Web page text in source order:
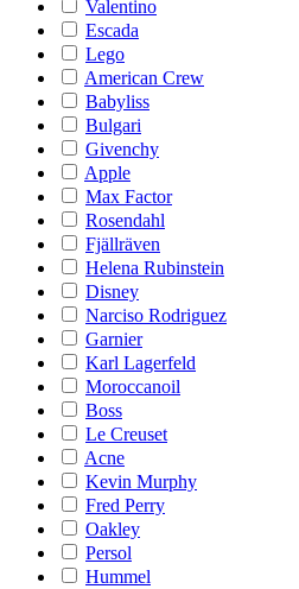
Valentino
Escada
Lego
American Crew
Babyliss
Bulgari
Givenchy
Apple
Max Factor
Rosendahl
Fjällräven
Helena Rubinstein
Disney
Narciso Rodriguez
Garnier
Karl Lagerfeld
Moroccanoil
Boss
Le Creuset
Acne
Kevin Murphy
Fred Perry
Oakley
Persol
Hummel